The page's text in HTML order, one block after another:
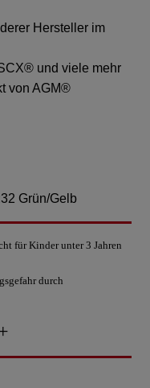
Hersteller im
und viele mehr
von AGM®
Grün/Gelb
für Kinder unter 3 Jahren
durch